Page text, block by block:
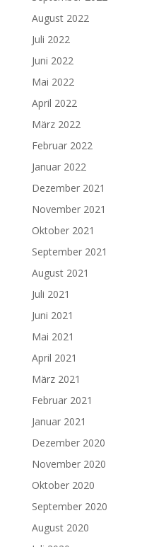
August 2022
Juli 2022
Juni 2022
Mai 2022
April 2022
März 2022
Februar 2022
Januar 2022
Dezember 2021
November 2021
Oktober 2021
September 2021
August 2021
Juli 2021
Juni 2021
Mai 2021
April 2021
März 2021
Februar 2021
Januar 2021
Dezember 2020
November 2020
Oktober 2020
September 2020
August 2020